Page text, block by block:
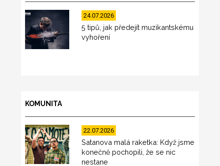
24.07.2026
5 tipů, jak předejít muzikantskému
vyhoření
KOMUNITA
22.07.2026
Satanova malá raketka: Když jsme
konečně pochopili, že se nic
nestane